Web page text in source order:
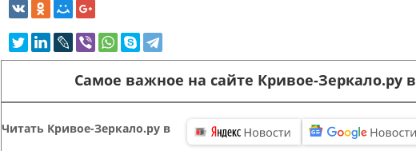
Самое важное на сайте Кривое-Зеркало.ру в
Читать Кривое-Зеркало.ру в